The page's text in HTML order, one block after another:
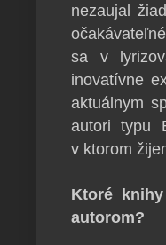
nezaujal
sa v
inovatívne
aktuálnym
autori typu
v ktorom
Ktoré
autorom?